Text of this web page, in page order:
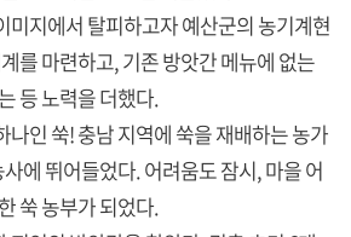
미지에서 탈피하고자 예산군의 농기계현
를 마련하고, 기존 방앗간 메뉴에 없는
등 노력을 더했다.
나인 쑥! 충남 지역에 쑥을 재배하는 농가
에 뛰어들었다. 어려움도 잠시, 마을 어
쑥 농부가 되었다.